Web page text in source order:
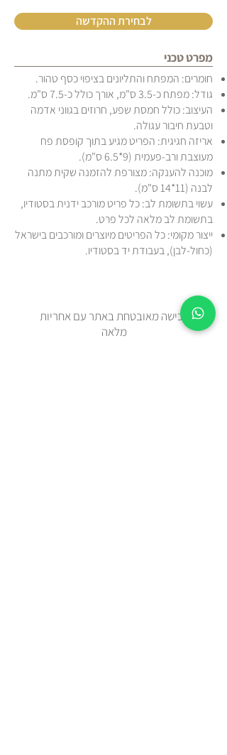
לבחירת ההקדשה
מפרט טכני
חומרים: המפתח והתליונים בציפוי כסף טהור.
גודל: מפתח כ-3.5 ס"מ, אורך כולל כ-7.5 ס"מ.
העיצוב: כולל חמסת שפע, חרוזים בגווני אדמה
וטבעת חיבור עגולה.
אריזה חגיגית: הפריט מגיע בתוך קופסת פח
מעוצבת ורב-פעמית (9*6.5 ס"מ).
מוכנה להענקה: מצורפת להזמנה שקית מתנה
לבנה (11*14 ס"מ).
עשוי בתשומת לב: כל פריט מורכב ידנית בסטודיו,
בתשומת לב מלאה לכל פרט.
ייצור מקומי: כל הפריטים מיוצרים ומורכבים בישראל
(כחול-לבן), בעבודת יד בסטודיו.
רכישה מאובטחת באתר עם אחריות
מלאה